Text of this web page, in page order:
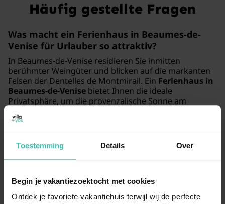
Toestemming Details Over
Begin je vakantiezoektocht met cookies
Ontdek je favoriete vakantiehuis terwijl wij de perfecte
Häufig gestellte Fragen
Was macht ein Ferienhaus in Beaumes-de-
Venise für Urlauber so attraktiv?
In Beaumes-de-Venise residieren Sie inmitten
berühmter Weingüter und blicken auf die markanten
Felsen der Dentelles de Montmirail. Ein Ferienhaus in
Beaumes-de-Venise bietet Ihnen die ideale
Privatsphäre, um die provenzalische Sonne am
Bewertung von 4.6/5 durch 7 Gäste garantieren wir
Ihnen eine geprüfte Qualität für Ihren Aufenthalt.
Beaumes-de-Venise besonders
empfehlenswert?